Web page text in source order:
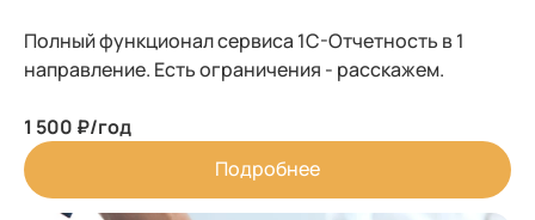
Полный функционал сервиса 1С-Отчетность в 1
направление. Есть ограничения - расскажем.
1 500 ₽/год
Подробнее